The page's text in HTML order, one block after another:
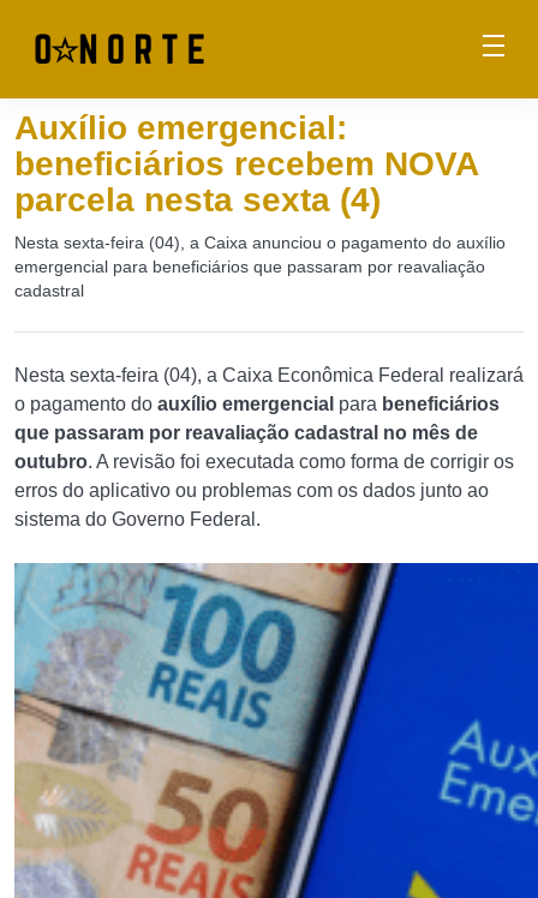
Auxílio emergencial:
beneficiários recebem NOVA
parcela nesta sexta (4)
Nesta sexta-feira (04), a Caixa anunciou o pagamento do auxílio
emergencial para beneficiários que passaram por reavaliação
cadastral
Nesta sexta-feira (04), a Caixa Econômica Federal realizará
o pagamento do auxílio emergencial para beneficiários
que passaram por reavaliação cadastral no mês de
outubro. A revisão foi executada como forma de corrigir os
erros do aplicativo ou problemas com os dados junto ao
sistema do Governo Federal.